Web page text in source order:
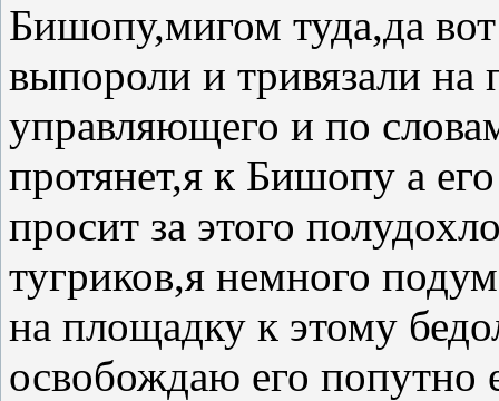
Бишопу,мигом туда,да вот
выпороли и тривязали
управляющего и по
протянет,я к Бишопу а
просит за этого
тугриков,я немного
на площадку к этому
освобождаю его попутно